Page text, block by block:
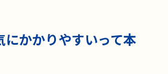
かかりやすいって本